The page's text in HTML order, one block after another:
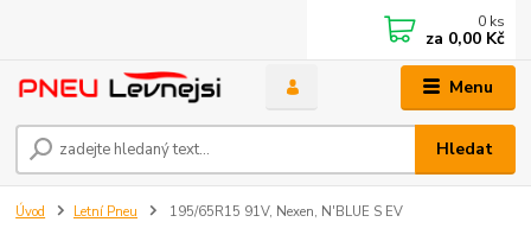
Menu
Hledat
0 ks
za 0,00 Kč
Úvod Letní Pneu 195/65R15 91V, Nexen, N'BLUE S EV